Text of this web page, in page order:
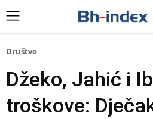
Društvo
Džeko, Jahić i
troškove: